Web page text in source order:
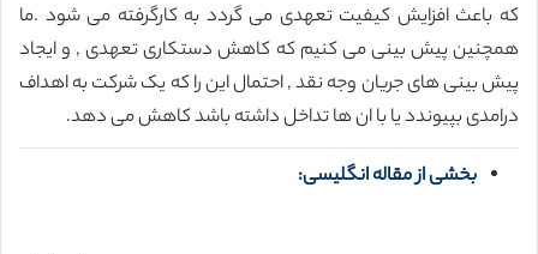
که باعث افزایش کیفیت تعهدی می گردد به کارگرفته می شود .ما
همچنین پیش بینی می کنیم که کاهش دستکاری تعهدی , و ایجاد
پیش بینی های جریان وجه نقد , احتمال این را که یک شرکت به اهداف
درامدی بپیوندد یا با ان ها تداخل داشته باشد کاهش می دهد.
بخشی از مقاله انگلیسی: